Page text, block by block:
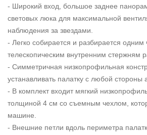
- Широкий вход, большое заднее
световых люка для максимальной
наблюдения за звездами.
- Легко собирается и разбирается одним
телескопическим внутренним стержням
- Симметричная низкопрофильная
устанавливать палатку с любой стороны
- В комплект входит мягкий
толщиной 4 см со съемным чехлом,
машине.
- Внешние петли вдоль периметра